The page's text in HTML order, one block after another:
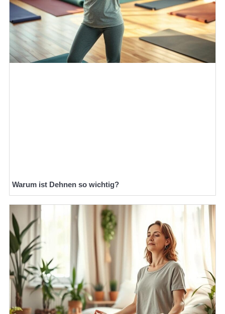
Warum ist Dehnen so wichtig?